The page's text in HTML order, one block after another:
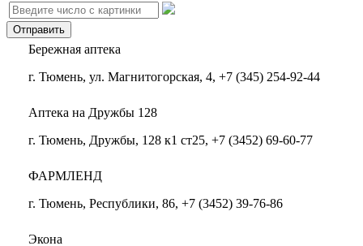
Бережная аптека
г. Тюмень, ул. Магнитогорская, 4, +7 (345) 254-92-44
Аптека на Дружбы 128
г. Тюмень, Дружбы, 128 к1 ст25, +7 (3452) 69-60-77
ФАРМЛЕНД
г. Тюмень, Республики, 86, +7 (3452) 39-76-86
Экона